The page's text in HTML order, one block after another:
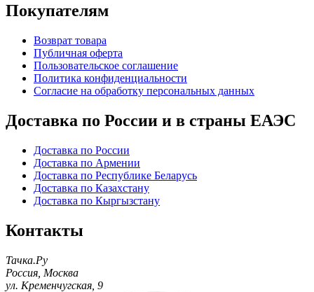
Покупателям
Возврат товара
Публичная оферта
Пользовательское соглашение
Политика конфиденциальности
Согласие на обработку персональных данных
Доставка по России и в страны ЕАЭС
Доставка по России
Доставка по Армении
Доставка по Республике Беларусь
Доставка по Казахстану
Доставка по Кыргызстану
Контакты
Тачка.Ру
Россия Москва
ул. Кременчугская, 9